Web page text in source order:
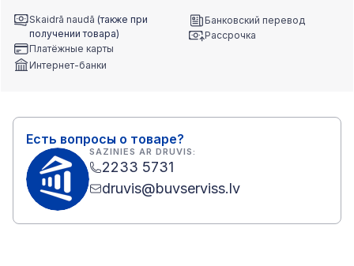
Skaidrā naudā (также при
получении товара)
Платёжные карты
Интернет-банки
Банковский перевод
Рассрочка
Есть вопросы о товаре?
SAZINIES AR DRUVIS:
2233 5731
druvis@buvserviss.lv